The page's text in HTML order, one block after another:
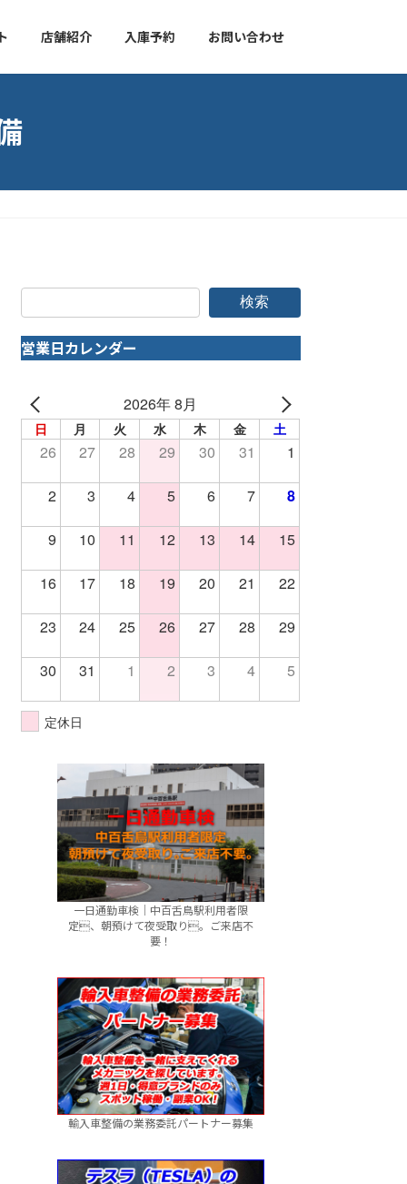
店舗紹介 入庫予約 お問い合わせ
検索
営業日カレンダー
2026年 8月
日 月 火 水 木 金 土
26 27 28 29 30 31 1
2 3 4 5 6 7 8
9 10 11 12 13 14 15
16 17 18 19 20 21 22
23 24 25 26 27 28 29
30 31 1 2 3 4 5
定休日
一日通勤車検｜中百舌鳥駅利用者限
定、朝預けて夜受取り。ご来店不
要！
輸入車整備の業務委託パートナー募集